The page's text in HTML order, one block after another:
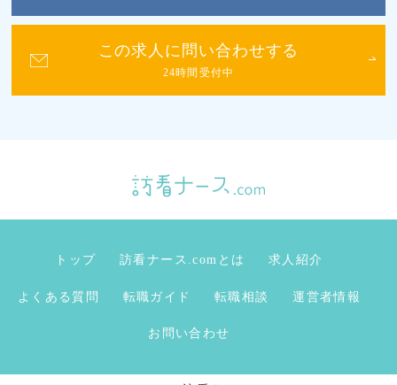
この求人に問い合わせする
24時間受付中
トップ 訪看ナース.comとは 求人紹介
よくある質問 転職ガイド 転職相談 運営者情報
お問い合わせ